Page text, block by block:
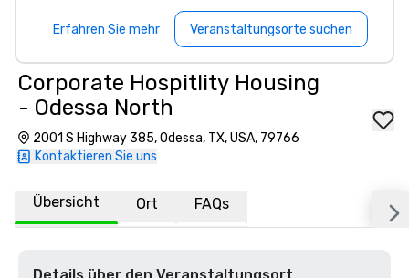
Erfahren Sie mehr Veranstaltungsorte suchen
Corporate Hospitlity Housing
- Odessa North
2001 S Highway 385, Odessa, TX, USA, 79766
Kontaktieren Sie uns
Übersicht Ort FAQs